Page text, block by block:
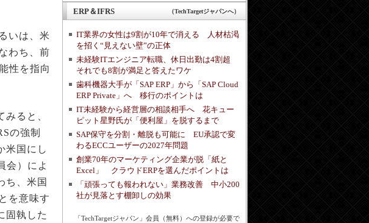
いは、米
わち、前
性を指向
ると、
の強制
米国にし
会）によ
ち、米国
を意味す
固執した
ERP＆IFRS （TechTargetジャパンへ）
IT業界の女性は9割が10年で消える 人材枯渇
を招く“見えない壁”の正体
未経験ITエンジニア転職、休日出勤は4割超
それでも8割が満足と答えたワケ
歯科機器大手が「SAP ERP」から「SAP Cloud
ERP Private」へ 移行のポイントは
IT未経験から経営層の相談相手へ 花キュー
ピット星野氏が「便利屋」を脱するまで
SAP保守を分割・離脱も可能に EU承認で変
わるECCユーザーの2027年問題
創業70年のマーケティング企業が脱「紙と
Excel」 クラウドERPを選んだポイントは
「頑張っても報われない」業務改善 中小200
社が見落とす棚卸しの効果
「TechTargetジャパン」会員（無料）への登録が必要で